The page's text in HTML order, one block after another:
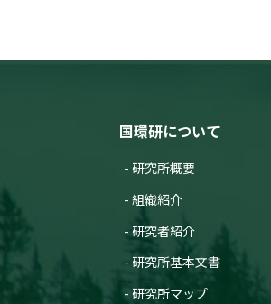
国環研について
研究所概要
組織紹介
研究者紹介
研究所基本文書
研究所マップ